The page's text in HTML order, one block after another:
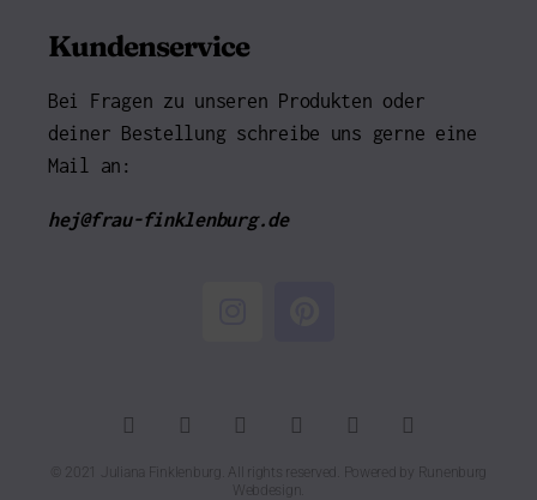
Kundenservice
Bei Fragen zu unseren Produkten oder
deiner Bestellung schreibe uns gerne eine
Mail an:
hej@frau-finklenburg.de
© 2021 Juliana Finklenburg. All rights reserved. Powered by
Runenburg
Webdesign